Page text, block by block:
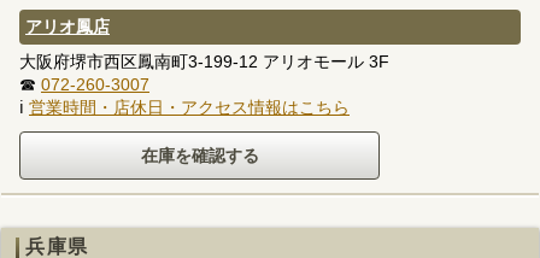
アリオ鳳店
大阪府堺市西区鳳南町3-199-12 アリオモール 3F
☎ 072-260-3007
ℹ 営業時間・店休日・アクセス情報はこちら
兵庫県